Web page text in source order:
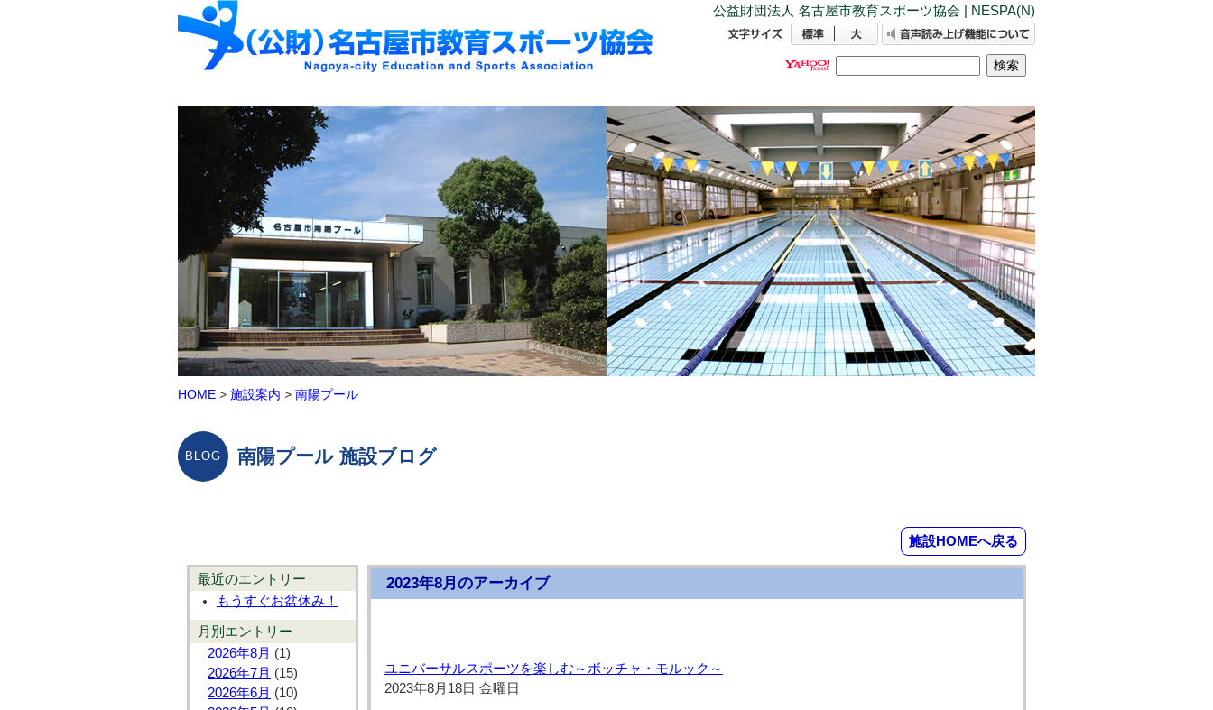
公益財団法人 名古屋市教育スポーツ協会 | NESPA(N)
HOME > 施設案内 > 南陽プール
南陽プール 施設ブログ
施設HOMEへ戻る
最近のエントリー
もうすぐお盆休み！
月別エントリー
2026年8月 (1)
2026年7月 (15)
2026年6月 (10)
2023年8月のアーカイブ
ユニバーサルスポーツを楽しむ～ボッチャ・モルック～
2023年8月18日 金曜日